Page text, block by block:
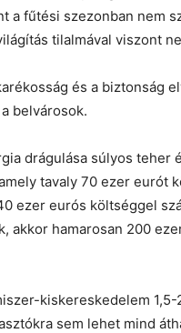
fűtési szezonban nem
tilalmával viszont
és a biztonság
belvárosok.
drágulása súlyos teher
tavaly 70 ezer eurót
ezer eurós költséggel
akkor hamarosan 200
kiskereskedelem
sem lehet mind